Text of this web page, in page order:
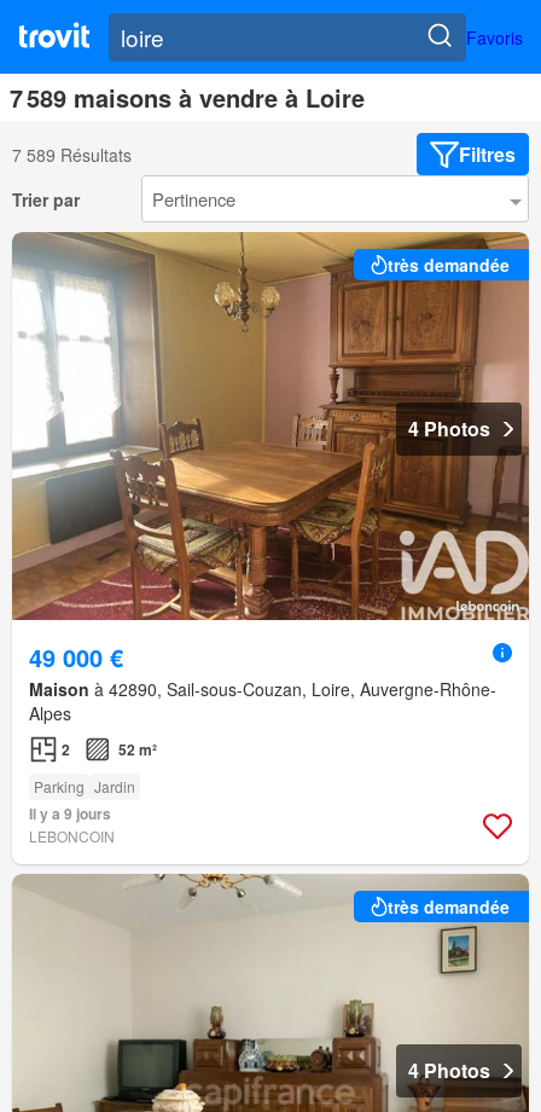
Favoris
7 589 maisons à vendre à Loire
7 589 Résultats Filtres
Trier par
très demandée
4 Photos
49 000 €
Maison à 42890, Sail-sous-Couzan, Loire, Auvergne-Rhône-
Alpes
2 52 m²
Parking Jardin
Il y a 9 jours
LEBONCOIN
très demandée
4 Photos